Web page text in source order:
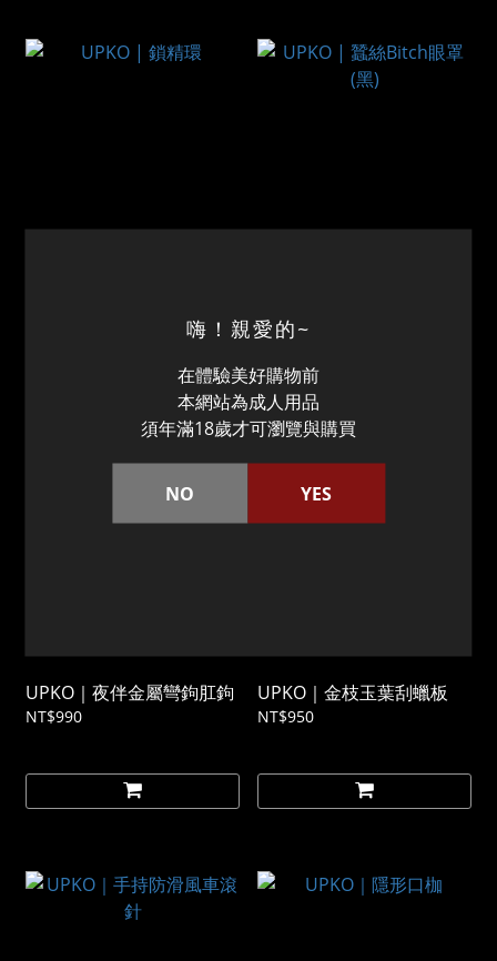
UPKO｜夜伴金屬彎鉤肛鉤
NT$990
UPKO｜金枝玉葉刮蠟板
NT$950
嗨！親愛的~
在體驗美好購物前
本網站為成人用品
須年滿18歲才可瀏覽與購買
NO YES